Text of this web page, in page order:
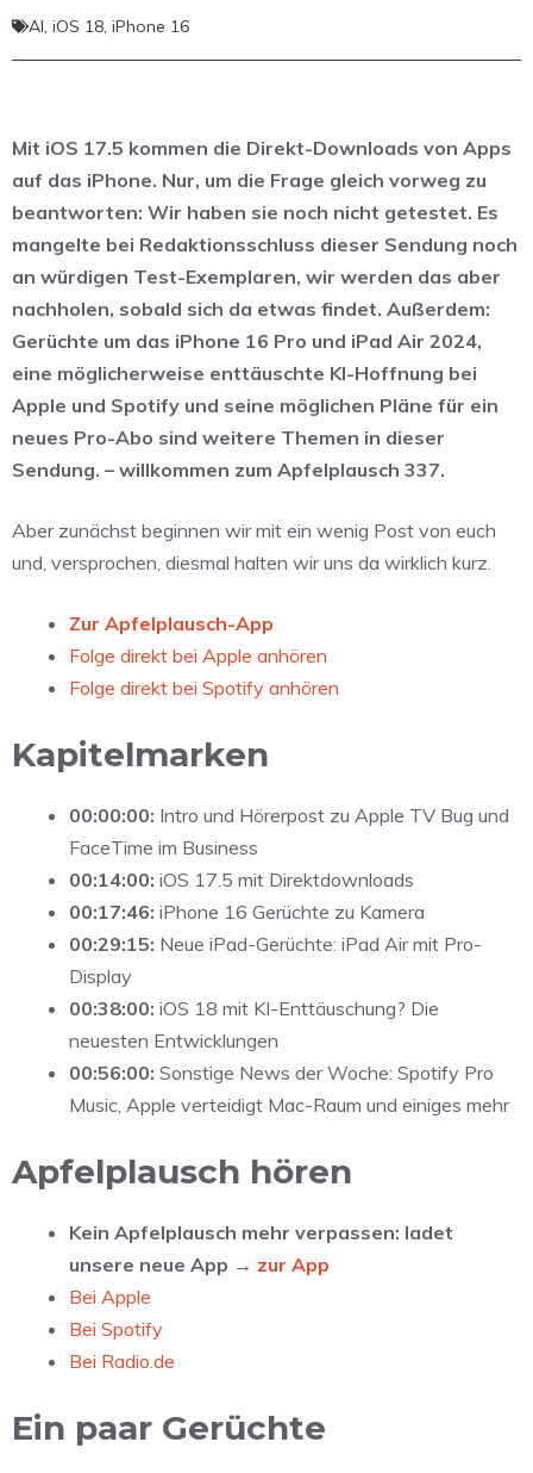
AI, iOS 18, iPhone 16
Mit iOS 17.5 kommen die Direkt-Downloads von Apps
auf das iPhone. Nur, um die Frage gleich vorweg zu
beantworten: Wir haben sie noch nicht getestet. Es
mangelte bei Redaktionsschluss dieser Sendung noch
an würdigen Test-Exemplaren, wir werden das aber
nachholen, sobald sich da etwas findet. Außerdem:
Gerüchte um das iPhone 16 Pro und iPad Air 2024,
eine möglicherweise enttäuschte KI-Hoffnung bei
Apple und Spotify und seine möglichen Pläne für ein
neues Pro-Abo sind weitere Themen in dieser
Sendung. – willkommen zum Apfelplausch 337.
Aber zunächst beginnen wir mit ein wenig Post von euch
und, versprochen, diesmal halten wir uns da wirklich kurz.
Zur Apfelplausch-App
Folge direkt bei Apple anhören
Folge direkt bei Spotify anhören
Kapitelmarken
00:00:00: Intro und Hörerpost zu Apple TV Bug und
FaceTime im Business
00:14:00: iOS 17.5 mit Direktdownloads
00:17:46: iPhone 16 Gerüchte zu Kamera
00:29:15: Neue iPad-Gerüchte: iPad Air mit Pro-
Display
00:38:00: iOS 18 mit KI-Enttäuschung? Die
neuesten Entwicklungen
00:56:00: Sonstige News der Woche: Spotify Pro
Music, Apple verteidigt Mac-Raum und einiges mehr
Apfelplausch hören
Kein Apfelplausch mehr verpassen: ladet
unsere neue App → zur App
Bei Apple
Bei Spotify
Bei Radio.de
Ein paar Gerüchte